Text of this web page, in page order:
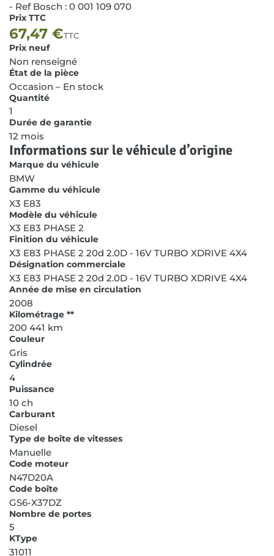
- Ref Bosch : 0 001 109 070
Prix TTC
67,47 €TTC
Prix neuf
Non renseigné
État de la pièce
Occasion – En stock
Quantité
1
Durée de garantie
12 mois
Informations sur le véhicule d’origine
Marque du véhicule
BMW
Gamme du véhicule
X3 E83
Modèle du véhicule
X3 E83 PHASE 2
Finition du véhicule
X3 E83 PHASE 2 20d 2.0D - 16V TURBO XDRIVE 4X4
Désignation commerciale
X3 E83 PHASE 2 20d 2.0D - 16V TURBO XDRIVE 4X4
Année de mise en circulation
2008
Kilométrage **
200 441 km
Couleur
Gris
Cylindrée
4
Puissance
10 ch
Carburant
Diesel
Type de boîte de vitesses
Manuelle
Code moteur
N47D20A
Code boîte
GS6-X37DZ
Nombre de portes
5
KType
31011